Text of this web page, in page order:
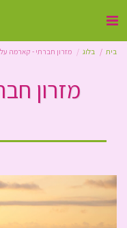
בית בלוג מזרון חברתי - קארמה
מזרון